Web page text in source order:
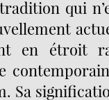
qui
en étroit
Sa